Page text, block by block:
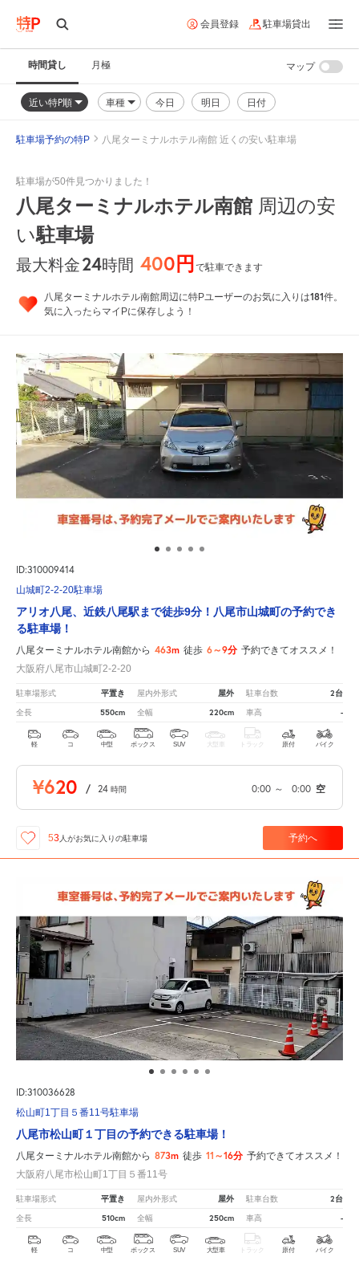
会員登録 駐車場貸出
時間貸し 月極
近い特P順 車種 今日 明日 日付
マップ
駐車場予約の特P 八尾ターミナルホテル南館 近くの安い駐車場
駐車場が50件見つかりました！
八尾ターミナルホテル南館 周辺の安
い駐車場
最大料金24時間 400円で駐車できます
八尾ターミナルホテル南館周辺に特Pユーザーのお気に入りは181件。
気に入ったらマイPに保存しよう！
ID:310009414
山城町2-2-20駐車場
アリオ八尾、近鉄八尾駅まで徒歩9分！八尾市山城町の予約でき
る駐車場！
八尾ターミナルホテル南館から 463m 徒歩 6～9分 予約できてオススメ！
大阪府八尾市山城町2-2-20
駐車場形式 平置き 屋内外形式 屋外 駐車台数 2台
全長 550cm 全幅 220cm 車高 -
軽 コ 中型 ボックス SUV 大型車 トラック 原付 バイク
¥620 / 24 時間 0:00 ～ 0:00 空
53 人がお気に入りの駐車場 予約へ
ID:310036628
松山町1丁目５番11号駐車場
八尾市松山町１丁目の予約できる駐車場！
八尾ターミナルホテル南館から 873m 徒歩 11～16分 予約できてオススメ！
大阪府八尾市松山町1丁目５番11号
駐車場形式 平置き 屋内外形式 屋外 駐車台数 2台
全長 510cm 全幅 250cm 車高 -
軽 コ 中型 ボックス SUV 大型車 トラック 原付 バイク